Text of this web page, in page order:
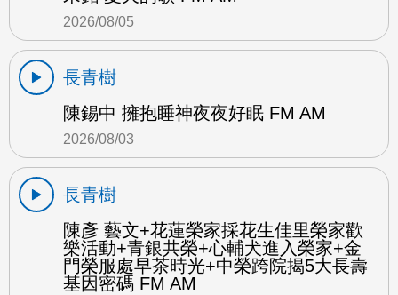
2026/08/05
長青樹
陳錫中 擁抱睡神夜夜好眠 FM AM
2026/08/03
長青樹
陳彥 藝文+花蓮榮家採花生佳里榮家歡
樂活動+青銀共榮+心輔犬進入榮家+金
門榮服處早茶時光+中榮跨院揭5大長壽
基因密碼 FM AM